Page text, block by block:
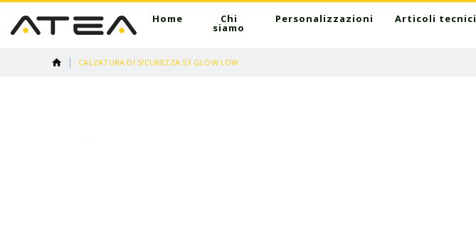
Home Chi
siamo
Personalizzazioni Articoli tecnici
CALZATURA DI SICUREZZA S3 GLOW LOW